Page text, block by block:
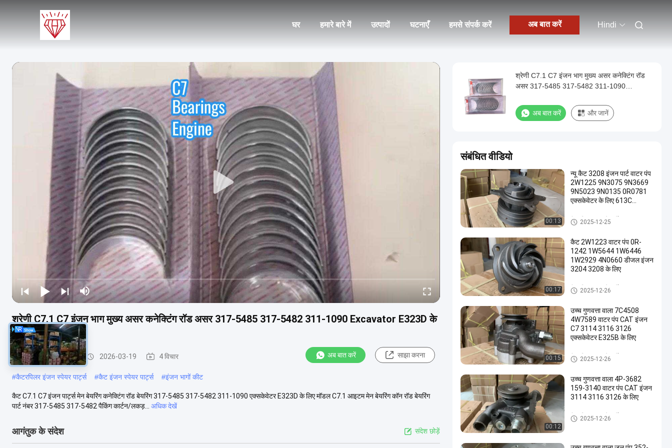
घर हमारे बारे में उत्पादों घटनाएँ हमसे संपर्क करें अब बात करें Hindi
श्रेणी C7.1 C7 इंजन भाग मुख्य असर कनेक्टिंग रॉड असर 317-5485 317-5482 311-1090 Excavator E323D के
लिए
कैटरपिलर इंजन के पुर्जे 2026-03-19 4 विचार अब बात करें साझा करना
#कैटरपिलर इंजन स्पेयर पार्ट्स #कैट इंजन स्पेयर पार्ट्स #इंजन भागों कीट
कैट C7.1 C7 इंजन पार्ट्स मेन बेयरिंग कनेक्टिंग रॉड बेयरिंग 317-5485 317-5482 311-1090 एक्सकेवेटर E323D के लिए मॉडल C7.1 आइटम मेन बेयरिंग कॉन रॉड बेयरिंग
पार्ट नंबर 317-5485 317-5482 पैकिंग कार्टन/लकड़...
अधिक देखें
आगंतुक के संदेश संदेश छोड़ें
श्रेणी C7.1 C7 इंजन भाग मुख्य असर कनेक्टिंग रॉड
असर 317-5485 317-5482 311-1090
अब बात करें और जानें
संबंधित वीडियो
00:13
न्यू कैट 3208 इंजन पार्ट वाटर पंप
2W1225 9N3075 9N3669
9N5023 9N0135 0R0781
एक्सकेवेटर के लिए 613C
FB221 PR1000 PS500
कैटरपिलर इंजन के पुर्जे
2025-12-25
00:17
कैट 2W1223 वाटर पंप 0R-
1242 1W5644 1W6446
1W2929 4N0660 डीजल इंजन
3204 3208 के लिए
कैटरपिलर इंजन के पुर्जे
2025-12-26
00:15
उच्च गुणवत्ता वाला 7C4508
4W7589 वाटर पंप CAT इंजन
C7 3114 3116 3126
एक्सकेवेटर E325B के लिए
कैटरपिलर इंजन के पुर्जे
2025-12-26
00:12
उच्च गुणवत्ता वाला 4P-3682
159-3140 वाटर पंप CAT इंजन
3114 3116 3126 के लिए
कैटरपिलर इंजन के पुर्जे
2025-12-26